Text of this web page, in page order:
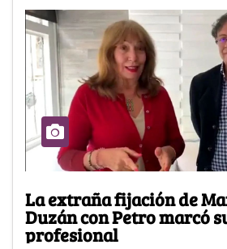
La extraña fijación de
Duzán con Petro marcó
profesional